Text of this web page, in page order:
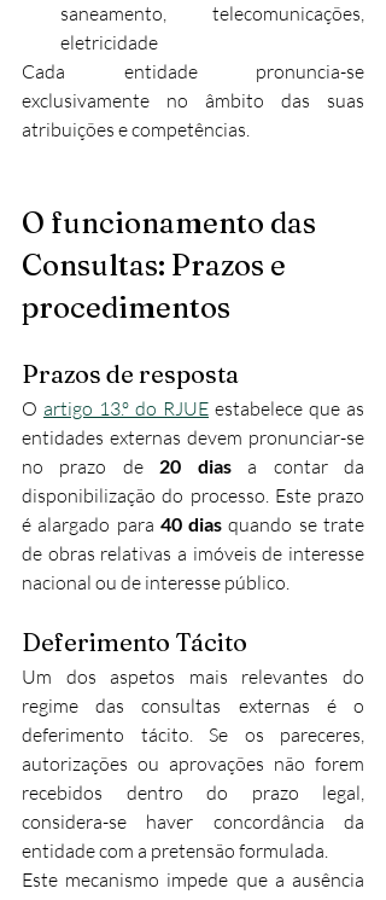
saneamento, telecomunicações,
eletricidade
Cada entidade pronuncia-se
exclusivamente no âmbito das suas
atribuições e competências.​​
O funcionamento das
Consultas: Prazos e
procedimentos
Prazos de resposta
O artigo 13.º do RJUE estabelece que as
entidades externas devem pronunciar-se
no prazo de 20 dias a contar da
disponibilização do processo. Este prazo
é alargado para 40 dias quando se trate
de obras relativas a imóveis de interesse
nacional ou de interesse público.​​
Deferimento Tácito
Um dos aspetos mais relevantes do
regime das consultas externas é o
deferimento tácito. Se os pareceres,
autorizações ou aprovações não forem
recebidos dentro do prazo legal,
considera-se haver concordância da
entidade com a pretensão formulada.​​
Este mecanismo impede que a ausência